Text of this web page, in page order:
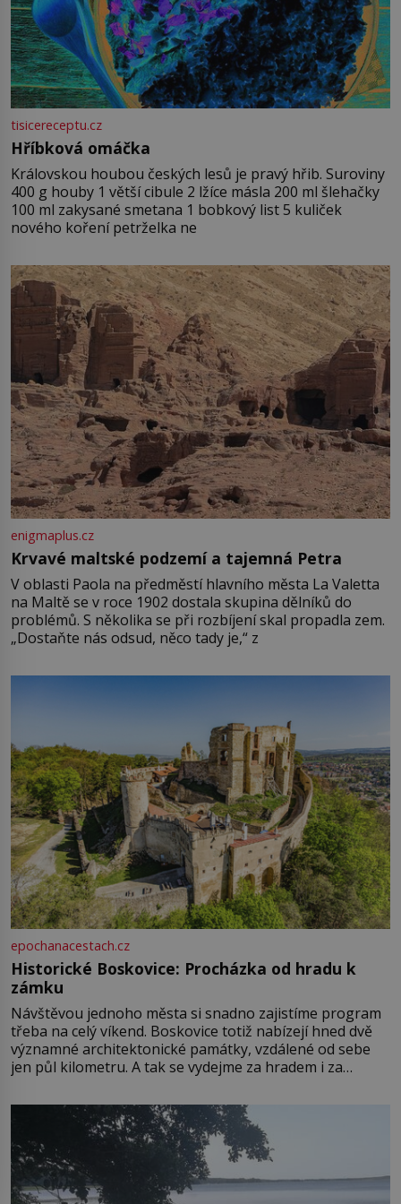
tisicereceptu.cz
Hříbková omáčka
Královskou houbou českých lesů je pravý hřib. Suroviny
400 g houby 1 větší cibule 2 lžíce másla 200 ml šlehačky
100 ml zakysané smetana 1 bobkový list 5 kuliček
nového koření petrželka ne
enigmaplus.cz
Krvavé maltské podzemí a tajemná Petra
V oblasti Paola na předměstí hlavního města La Valetta
na Maltě se v roce 1902 dostala skupina dělníků do
problémů. S několika se při rozbíjení skal propadla zem.
„Dostaňte nás odsud, něco tady je,“ z
epochanacestach.cz
Historické Boskovice: Procházka od hradu k
zámku
Návštěvou jednoho města si snadno zajistíme program
třeba na celý víkend. Boskovice totiž nabízejí hned dvě
významné architektonické památky, vzdálené od sebe
jen půl kilometru. A tak se vydejme za hradem i za
Boskovice na okraji Drahanské vrchoviny vznikla někdy
ve13. století, a už v roce 1313 kronikáři zaznamenali